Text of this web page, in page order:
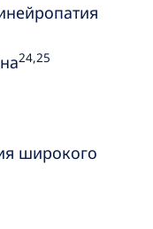
24,25
широкого